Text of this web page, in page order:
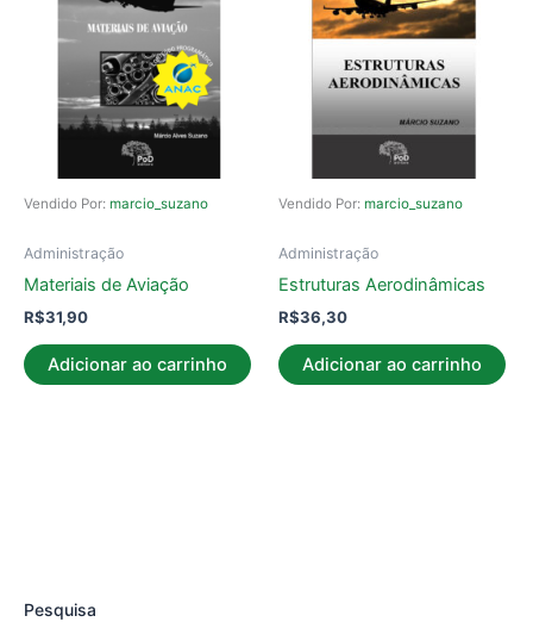
Pesquisa
Vendido Por: marcio_suzano
Administração
Materiais de Aviação
R$31,90
Adicionar ao carrinho
Vendido Por: marcio_suzano
Administração
Estruturas Aerodinâmicas
R$36,30
Adicionar ao carrinho